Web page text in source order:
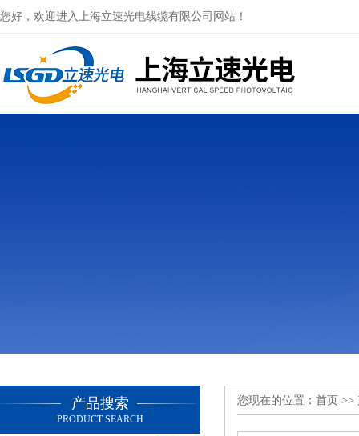
您好，欢迎进入上海立速光电线缆有限公司网站！
产品搜索
PRODUCT SEARCH
您现在的位置： 首页 >>